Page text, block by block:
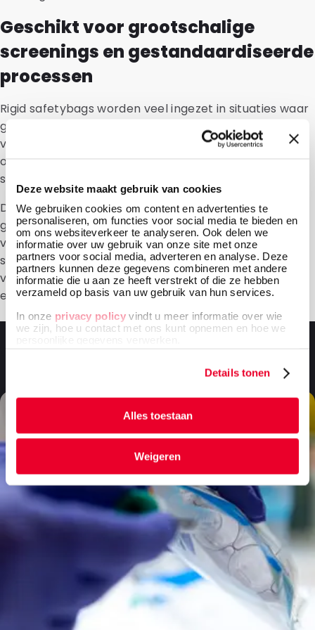
Deze website maakt gebruik van cookies
We gebruiken cookies om content en advertenties te
personaliseren, om functies voor social media te bieden en
om ons websiteverkeer te analyseren. Ook delen we
informatie over uw gebruik van onze site met onze
partners voor social media, adverteren en analyse. Deze
partners kunnen deze gegevens combineren met andere
informatie die u aan ze heeft verstrekt of die ze hebben
verzameld op basis van uw gebruik van hun services.
In onze privacy policy vindt u meer informatie over wie
we zijn, hoe u contact met ons kunt opnemen en hoe we
Details tonen
Alles toestaan
Weigeren
Geschikt voor grootschalige
screenings en gestandaardiseerde
processen
Rigid safetybags worden veel ingezet in situaties waar
grote aantallen monsters uniform moeten worden
verzonden, zoals bij landelijke screenings of
onderzoeksprogramma’s. In dergelijke trajecten is
standaardisatie belangrijk.
Doordat de verpakking al bestaat uit vaste,
geïntegreerde onderdelen, werkt iedere zending
volgens hetzelfde principe. Dat maakt de rigid
safetybag geschikt voor organisaties die werken met
vaste protocollen en hoge volumes, waarbij snelheid
en proceszekerheid centraal staan.